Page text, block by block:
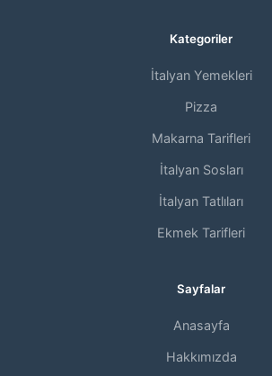
Kategoriler
İtalyan Yemekleri
Pizza
Makarna Tarifleri
İtalyan Sosları
İtalyan Tatlıları
Ekmek Tarifleri
Sayfalar
Anasayfa
Hakkımızda